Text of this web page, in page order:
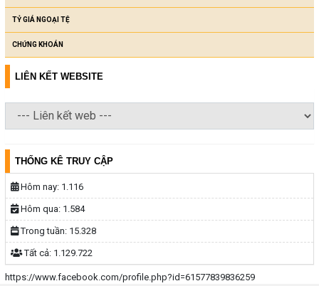
TỶ GIÁ NGOẠI TỆ
CHỨNG KHOÁN
LIÊN KẾT WEBSITE
THỐNG KÊ TRUY CẬP
Hôm nay: 1.116
Hôm qua: 1.584
Trong tuần: 15.328
Tất cả: 1.129.722
https://www.facebook.com/profile.php?id=61577839836259